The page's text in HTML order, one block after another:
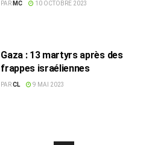
PAR MC 10 OCTOBRE 2023
Gaza : 13 martyrs après des
frappes israéliennes
PARCL 9 MAI 2023